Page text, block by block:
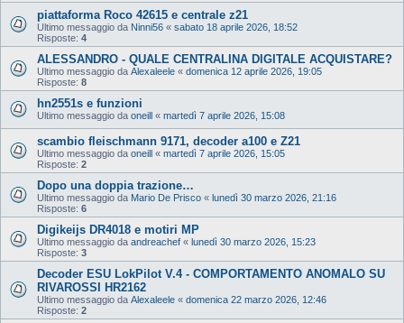
piattaforma Roco 42615 e centrale z21
Ultimo messaggio da Ninni56 « sabato 18 aprile 2026, 18:52
Risposte: 4
ALESSANDRO - QUALE CENTRALINA DIGITALE ACQUISTARE?
Ultimo messaggio da Alexaleele « domenica 12 aprile 2026, 19:05
Risposte: 8
hn2551s e funzioni
Ultimo messaggio da oneill « martedì 7 aprile 2026, 15:08
scambio fleischmann 9171, decoder a100 e Z21
Ultimo messaggio da oneill « martedì 7 aprile 2026, 15:05
Risposte: 2
Dopo una doppia trazione…
Ultimo messaggio da Mario De Prisco « lunedì 30 marzo 2026, 21:16
Risposte: 6
Digikeijs DR4018 e motiri MP
Ultimo messaggio da andreachef « lunedì 30 marzo 2026, 15:23
Risposte: 3
Decoder ESU LokPilot V.4 - COMPORTAMENTO ANOMALO SU
RIVAROSSI HR2162
Ultimo messaggio da Alexaleele « domenica 22 marzo 2026, 12:46
Risposte: 2